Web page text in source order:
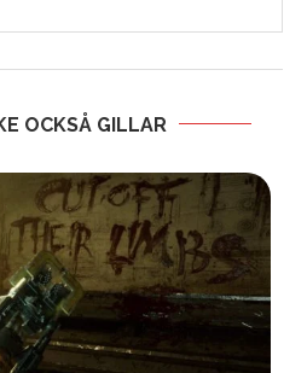
OCKSÅ GILLAR